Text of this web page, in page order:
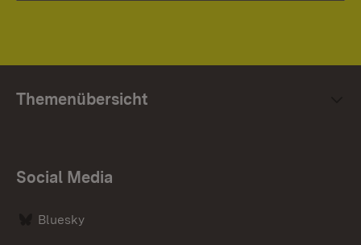
Themenübersicht
Social Media
Bluesky